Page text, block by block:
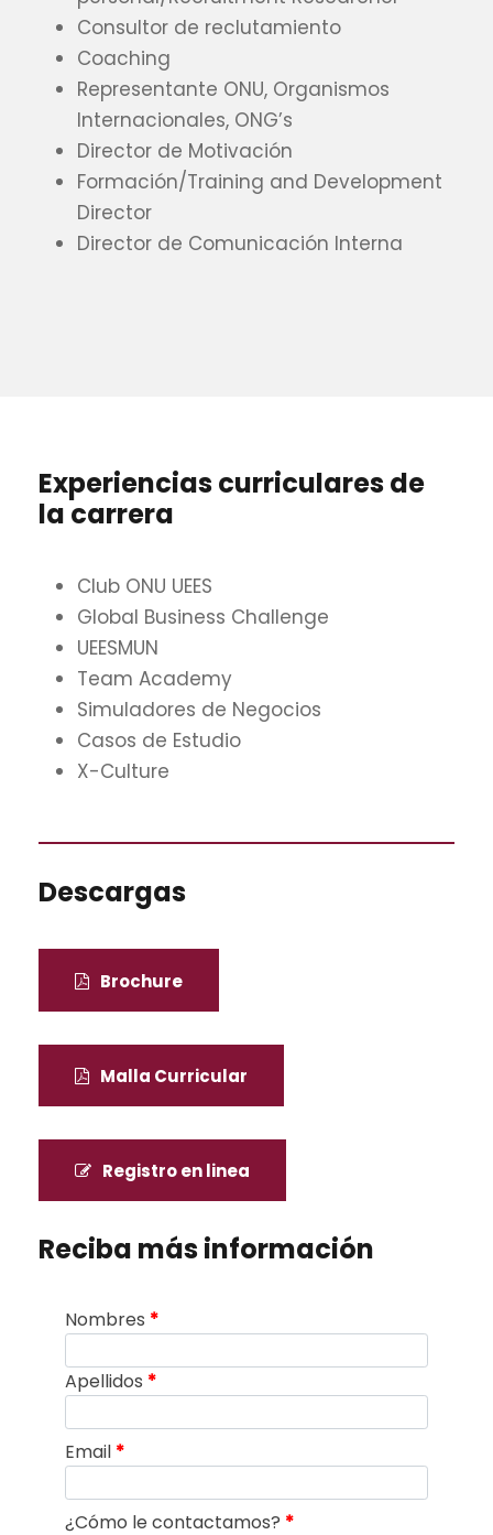
Consultor de reclutamiento
Coaching
Representante ONU, Organismos
Internacionales, ONG’s
Director de Motivación
Formación/Training and Development
Director
Director de Comunicación Interna
Experiencias curriculares de
la carrera
Club ONU UEES
Global Business Challenge
UEESMUN
Team Academy
Simuladores de Negocios
Casos de Estudio
X-Culture
Descargas
Brochure
Malla Curricular
Registro en linea
Reciba más información